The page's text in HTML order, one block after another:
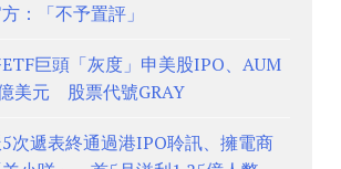
：「不予置評」
巨頭「灰度」申美股IPO、AUM
美元 股票代號GRAY
次遞表終通過港IPO聆訊、擁電商